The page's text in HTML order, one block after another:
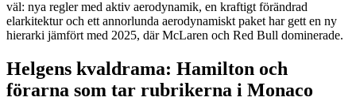
väl: nya regler med aktiv aerodynamik, en kraftigt förändrad
elarkitektur och ett annorlunda aerodynamiskt paket har gett en ny
hierarki jämfört med 2025, där McLaren och Red Bull dominerade.
Helgens kvaldrama: Hamilton och
förarna som tar rubrikerna i Monaco